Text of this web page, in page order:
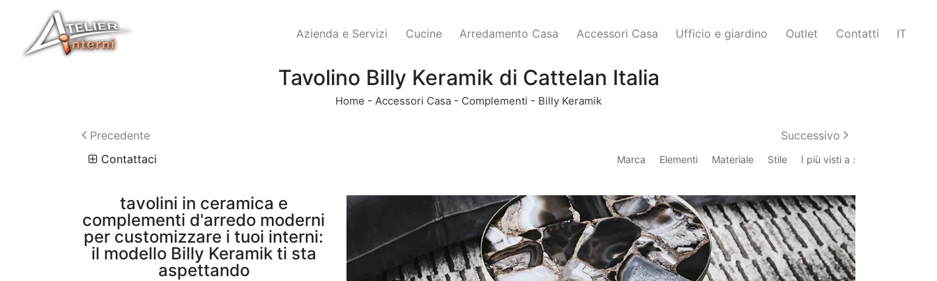
Azienda e Servizi Cucine Arredamento Casa Accessori Casa Ufficio e giardino Outlet Contatti IT
Tavolino Billy Keramik di Cattelan Italia
Home - Accessori Casa - Complementi - Billy Keramik
Precedente
Successivo
Contattaci
Marca Elementi Materiale Stile I più visti a :
tavolini in ceramica e
complementi d'arredo moderni
per customizzare i tuoi interni:
il modello Billy Keramik ti sta
aspettando